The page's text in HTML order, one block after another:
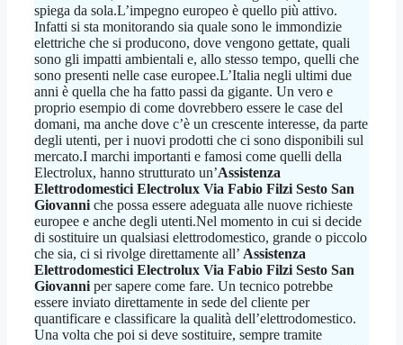
spiega da sola.L’impegno europeo è quello più attivo.
Infatti si sta monitorando sia quale sono le immondizie
elettriche che si producono, dove vengono gettate, quali
sono gli impatti ambientali e, allo stesso tempo, quelli che
sono presenti nelle case europee.L’Italia negli ultimi due
anni è quella che ha fatto passi da gigante. Un vero e
proprio esempio di come dovrebbero essere le case del
domani, ma anche dove c’è un crescente interesse, da parte
degli utenti, per i nuovi prodotti che ci sono disponibili sul
mercato.I marchi importanti e famosi come quelli della
Electrolux, hanno strutturato un’Assistenza
Elettrodomestici Electrolux Via Fabio Filzi Sesto San
Giovanni che possa essere adeguata alle nuove richieste
europee e anche degli utenti.Nel momento in cui si decide
di sostituire un qualsiasi elettrodomestico, grande o piccolo
che sia, ci si rivolge direttamente all’ Assistenza
Elettrodomestici Electrolux Via Fabio Filzi Sesto San
Giovanni per sapere come fare. Un tecnico potrebbe
essere inviato direttamente in sede del cliente per
quantificare e classificare la qualità dell’elettrodomestico.
Una volta che poi si deve sostituire, sempre tramite